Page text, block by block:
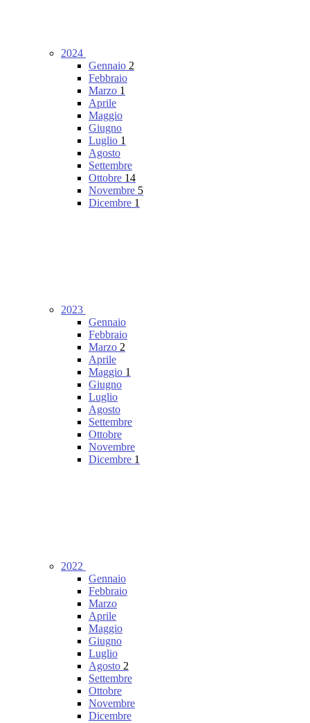
2024
Gennaio 2
Febbraio
Marzo 1
Aprile
Maggio
Giugno
Luglio 1
Agosto
Settembre
Ottobre 14
Novembre 5
Dicembre 1
2023
Gennaio
Febbraio
Marzo 2
Aprile
Maggio 1
Giugno
Luglio
Agosto
Settembre
Ottobre
Novembre
Dicembre 1
2022
Gennaio
Febbraio
Marzo
Aprile
Maggio
Giugno
Luglio
Agosto 2
Settembre
Ottobre
Novembre
Dicembre